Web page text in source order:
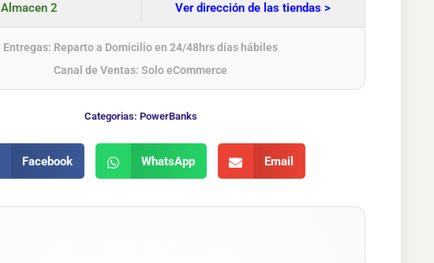
Almacen 2 Ver dirección de las tiendas >
Entregas: Reparto a Domicilio en 24/48hrs días hábiles
Canal de Ventas: Solo eCommerce
Categorias: PowerBanks
Facebook WhatsApp Email